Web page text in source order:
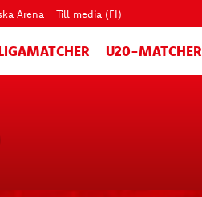
Arena Till media (FI)
U20-MATCHER